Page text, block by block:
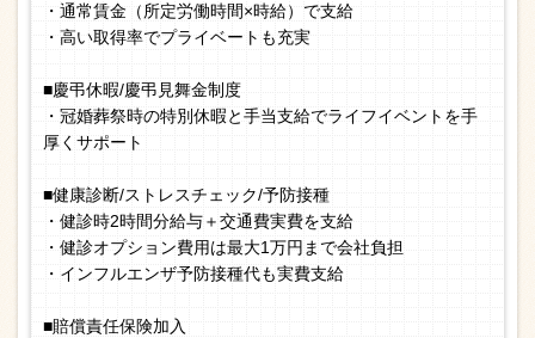
・通常賃金（所定労働時間×時給）で支給
・高い取得率でプライベートも充実
■慶弔休暇/慶弔見舞金制度
・冠婚葬祭時の特別休暇と手当支給でライフイベントを手
厚くサポート
■健康診断/ストレスチェック/予防接種
・健診時2時間分給与＋交通費実費を支給
・健診オプション費用は最大1万円まで会社負担
・インフルエンザ予防接種代も実費支給
■賠償責任保険加入